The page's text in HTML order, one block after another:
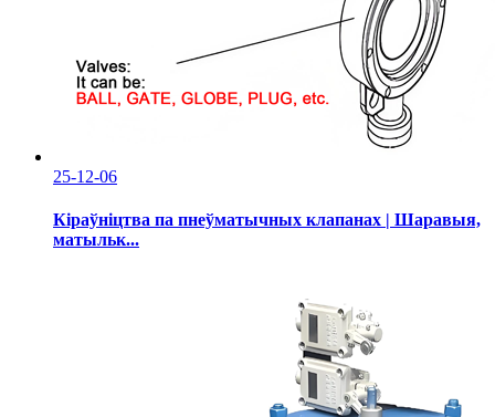
25-12-06
Кіраўніцтва па пнеўматычных клапанах | Шаравыя,
матыльк...